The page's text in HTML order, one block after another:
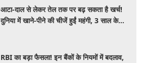
आटा-दाल से लेकर तेल तक पर बढ़ सकता है खर्च!
दुनिया में खाने-पीने की चीजें हुईं महंगी, 3 साल के
RBI का बड़ा फैसला! इन बैंकों के नियमों में बदलाव,